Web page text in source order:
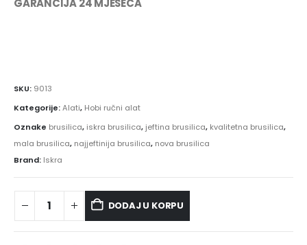
SKU: 9013
Kategorije:Alati, Hobi ručni alat
Oznake brusilica, iskra brusilica, jeftina brusilica, kvalitetna brusilica,
mala brusilica, najjeftinija brusilica, nova brusilica
Brand: Iskra
DODAJ U KORPU